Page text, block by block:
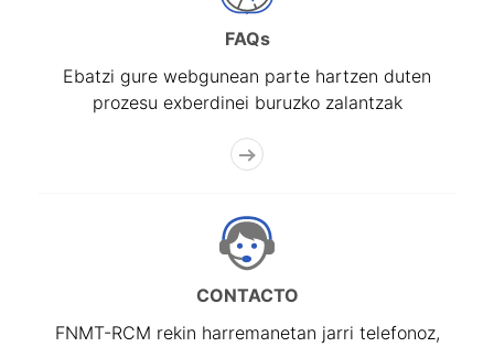
FAQs
Ebatzi gure webgunean parte hartzen duten
prozesu exberdinei buruzko zalantzak
CONTACTO
FNMT-RCM rekin harremanetan jarri telefonoz,